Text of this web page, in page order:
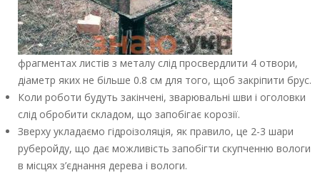
фрагментах листів з металу слід просвердлити 4 отвори,
діаметр яких не більше 0.8 см для того, щоб закріпити брус.
Коли роботи будуть закінчені, зварювальні шви і оголовки
слід обробити складом, що запобігає корозії.
Зверху укладаємо гідроізоляція, як правило, це 2-3 шари
руберойду, що дає можливість запобігти скупченню вологи
в місцях з’єднання дерева і вологи.